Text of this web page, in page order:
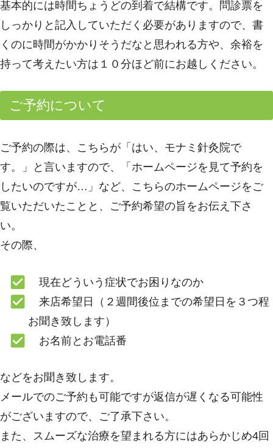
基本的には時間ちょうどの到着で結構です。問診票を
しっかりと記入していただく必要がありますので、書
くのに時間がかかりそうだなと思われる方や、余裕を
持って考えたい方は１０分ほど前にお越しください。
ご予約について
ご予約の際は、こちらが「はい、モナミ針灸院で
す。」と言いますので、「ホームページを見て予約を
したいのですが…」など、こちらのホームページをご
覧いただいたことと、ご予約希望の旨をお伝え下さ
い。
その際、
現在どういう症状でお困りなのか
来店希望日（２週間後位までの希望日を３つ程
お聞き致します）
お名前とお電話番
などをお聞き致します。
メールでのご予約も可能ですが返信が遅くなる可能性
がございますので、ご了承下さい。
また、スムーズな治療を望まれる方にはあらかじめ4回